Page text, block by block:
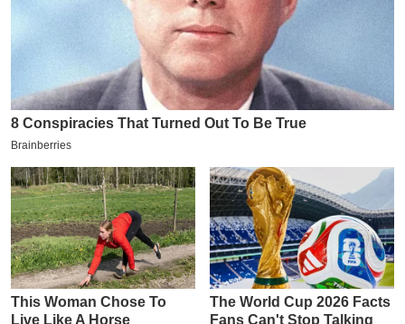
L
2
6
इ
म
ई
-
पे
प